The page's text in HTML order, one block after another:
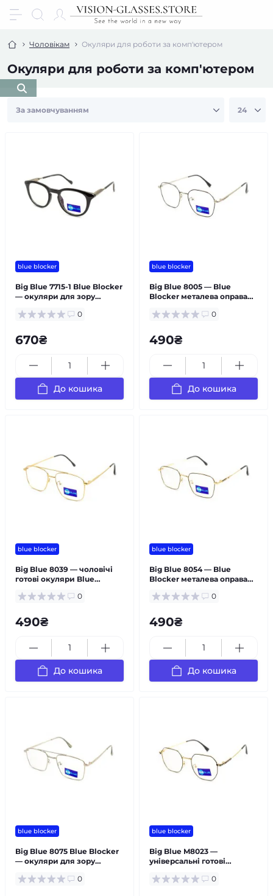
Чоловікам Окуляри для роботи за комп'ютером
Окуляри для роботи за комп'ютером
blue blocker
Big Blue 7715-1 Blue Blocker
— окуляри для зору
0
670₴
До кошика
blue blocker
Big Blue 8005 — Blue
Blocker металева оправа
0
490₴
До кошика
blue blocker
Big Blue 8039 — чоловічі
готові окуляри Blue
0
490₴
До кошика
blue blocker
Big Blue 8054 — Blue
Blocker металева оправа
0
490₴
До кошика
blue blocker
Big Blue 8075 Blue Blocker
— окуляри для зору
0
blue blocker
Big Blue M8023 —
універсальні готові
0